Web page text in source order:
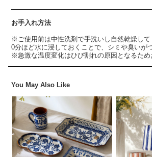
お手入れ方法
※ご使用前は中性洗剤で手洗いし自然乾燥し
0分ほど水に浸しておくことで、シミや臭いが
※急激な温度変化はひび割れの原因となるため
You May Also Like